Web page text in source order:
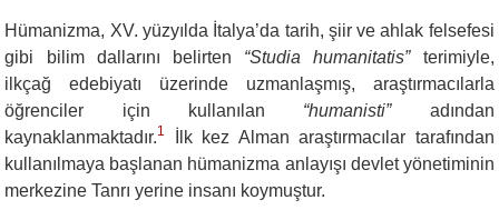
Hümanizma, XV. yüzyılda İtalya’da tarih, şiir ve ahlak felsefesi
gibi bilim dallarını belirten “Studia humanitatis”terimiyle,
ilkçağ edebiyatı üzerinde uzmanlaşmış, araştırmacılarla
öğrenciler için kullanılan “humanisti”adından
kaynaklanmaktadır.1
İlk kez Alman araştırmacılar tarafından
kullanılmaya başlanan hümanizma anlayışı devlet yönetiminin
merkezine Tanrı yerine insanı koymuştur.